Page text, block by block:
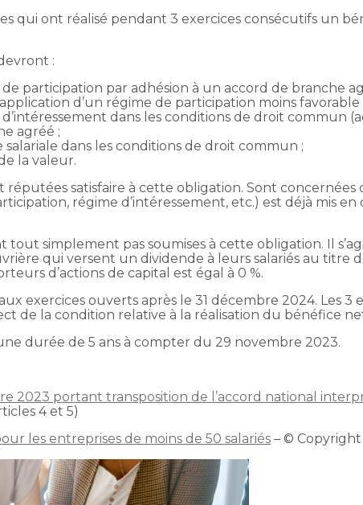
qui ont réalisé pendant 3 exercices consécutifs un
:
participation par adhésion à un accord de branche
d’un régime de participation moins favorable
dans les conditions de droit commun
agréé ;
dans les conditions de droit commun ;
la valeur.
satisfaire à cette obligation. Sont concernées
régime d’intéressement, etc.) est déjà mis
tout simplement pas soumises à cette obligation. Il
qui versent un dividende à leurs salariés au titre
d’actions de capital est égal à 0 %.
exercices ouverts après le 31 décembre 2024. Les 3
de la condition relative à la réalisation du bénéfice
durée de 5 ans à compter du 29 novembre 2023.
2023 portant transposition de l’accord national
4 et 5)
les entreprises de moins de 50 salariés – ©